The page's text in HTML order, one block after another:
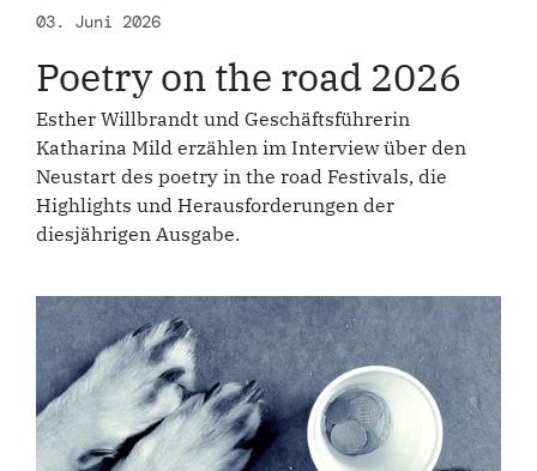
03. Juni 2026
Poetry on the road 2026
Esther Willbrandt und Geschäftsführerin
Katharina Mild erzählen im Interview über den
Neustart des poetry in the road Festivals, die
Highlights und Herausforderungen der
diesjährigen Ausgabe.